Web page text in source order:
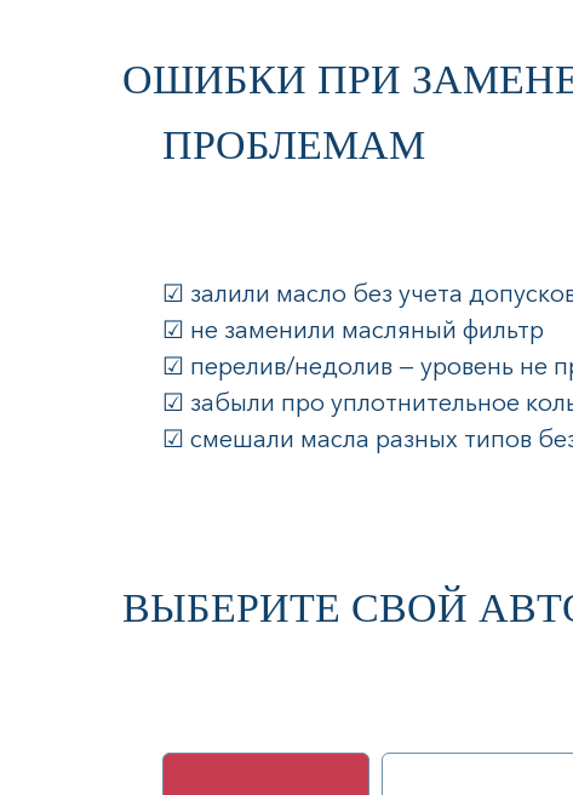
ОШИБКИ ПРИ
ПРОБЛЕМАМ
☑ залили масло без учета
☑ не заменили масляный фильтр
☑ перелив/недолив — уровень не
☑ забыли про уплотнительное
☑ смешали масла разных типов
ВЫБЕРИТЕ СВОЙ